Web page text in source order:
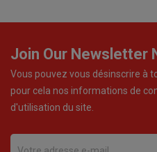
Join Our Newsletter
Vous pouvez vous désinscrire à
pour cela nos informations de
d'utilisation du site.